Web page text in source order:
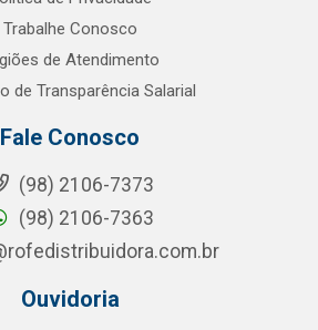
Trabalhe Conosco
de Atendimento
de Transparência Salarial
Fale Conosco
(98) 2106-7373
(98) 2106-7363
Ouvidoria